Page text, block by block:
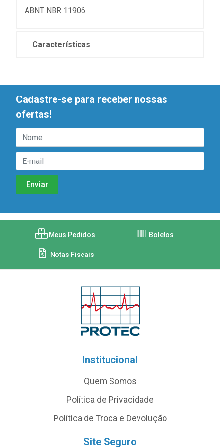
ABNT NBR 11906.
Características
Cadastre-se para receber nossas
ofertas!
Meus Pedidos Boletos
Notas Fiscais
Institucional
Quem Somos
Política de Privacidade
Política de Troca e Devolução
Site Seguro